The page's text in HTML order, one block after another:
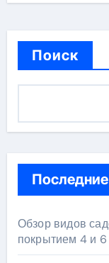
Поиск
Обзор видов
покрытием 4 и